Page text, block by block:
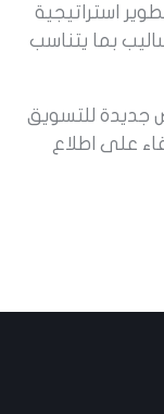
استراتيجية
بما يتناسب
جديدة للتسويق
على اطلاع